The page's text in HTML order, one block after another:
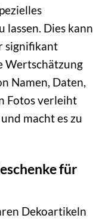
lassen. Dies kann
signifikant
Wertschätzung
Namen, Daten,
Fotos verleiht
macht es zu
für
Dekoartikeln